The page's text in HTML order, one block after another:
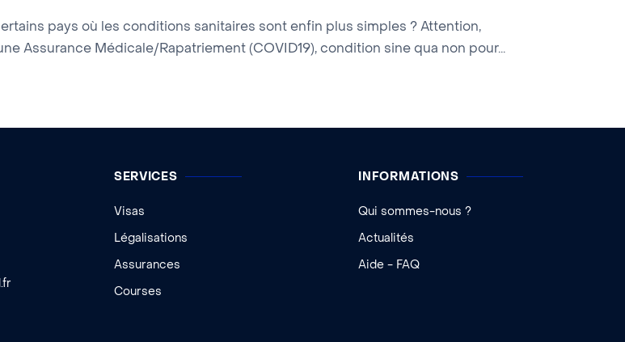
pays où les conditions sanitaires sont enfin plus simples ? Attention,
Assurance Médicale/Rapatriement (COVID19), condition sine qua non pour...
SERVICES
Visas
Légalisations
Assurances
Courses
INFORMATIONS
Qui sommes-nous ?
Actualités
Aide - FAQ